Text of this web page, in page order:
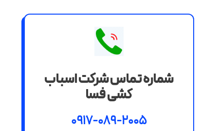
شماره تماس شرکت اسباب
کشی فسا
0917-089-2005